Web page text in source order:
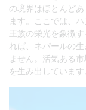
の境界はほとんど
ます。ここでは、
王族の栄光を象徴
れば、ネパールの
ません。活気ある
を生み出しています